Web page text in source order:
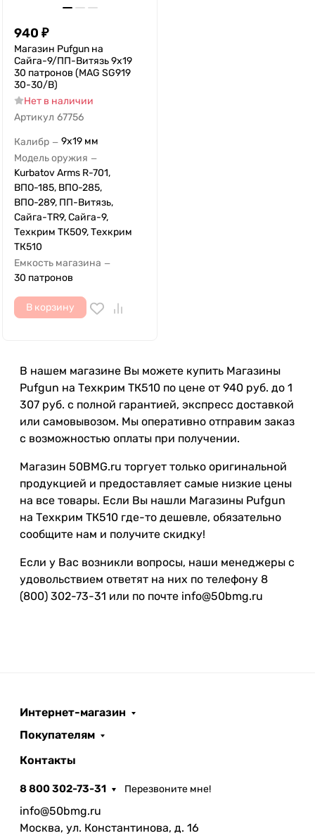
940 ₽
Магазин Pufgun на
Сайга-9/ПП-Витязь 9х19
30 патронов (MAG SG919
30-30/B)
Нет в наличии
Артикул 67756
Калибр — 9x19 мм
Модель оружия —
Kurbatov Arms R-701,
ВПО-185, ВПО-285,
ВПО-289, ПП-Витязь,
Сайга-TR9, Сайга-9,
Техкрим ТК509, Техкрим
ТК510
Емкость магазина —
30 патронов
В корзину
В нашем магазине Вы можете купить Магазины
Pufgun на Техкрим ТК510 по цене от 940 руб. до 1
307 руб. с полной гарантией, экспресс доставкой
или самовывозом. Мы оперативно отправим заказ
с возможностью оплаты при получении.
Магазин 50BMG.ru торгует только оригинальной
продукцией и предоставляет самые низкие цены
на все товары. Если Вы нашли Магазины Pufgun
на Техкрим ТК510 где-то дешевле, обязательно
сообщите нам и получите скидку!
Если у Вас возникли вопросы, наши менеджеры с
удовольствием ответят на них по телефону 8
(800) 302-73-31 или по почте info@50bmg.ru
Интернет-магазин
Покупателям
Контакты
8 800 302-73-31 Перезвоните мне!
info@50bmg.ru
Москва, ул. Константинова, д. 16